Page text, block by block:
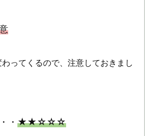
ってくるので、注意しておきまし
・ ★★☆☆☆